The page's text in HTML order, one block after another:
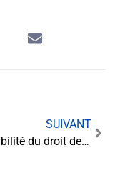
SUIVANT
Inaliénabilité du droit de vote de l’associé face à son exclusion en SAS